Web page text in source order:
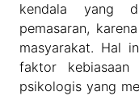
kendala yang
pemasaran,
masyarakat. Hal
faktor
psikologis yang